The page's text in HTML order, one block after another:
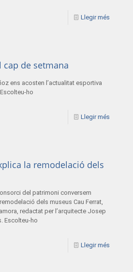
Llegir més
cap de setmana
ens acosten l’actualitat esportiva
ho
Llegir més
la remodelació dels
del patrimoni conversem
dels museus Cau Ferrat,
redactat per l’arquitecte Josep
Escolteu-ho
Llegir més